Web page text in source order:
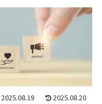
2025.08.19 2025.08.20